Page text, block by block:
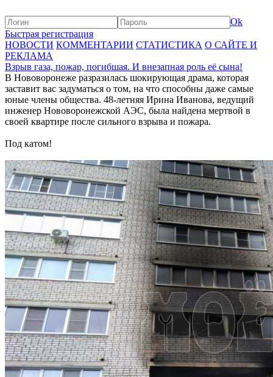
Ok
Быстрая регистрация
НОВОСТИ КОММЕНТАРИИ СТАТИСТИКА О САЙТЕ И
РЕКЛАМА
Взрыв газа, пожар, погибшая. И внезапная роль её сына!
В Нововоронеже разразилась шокирующая драма, которая
заставит вас задуматься о том, на что способны даже самые
юные члены общества. 48-летняя Ирина Иванова, ведущий
инженер Нововоронежской АЭС, была найдена мертвой в
своей квартире после сильного взрыва и пожара.
Под катом!